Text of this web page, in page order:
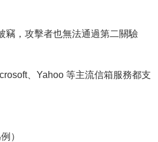
竊，攻擊者也無法通過第二關驗
、Yahoo 等主流信箱服務都支
）